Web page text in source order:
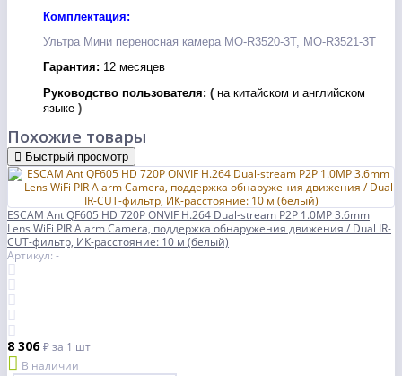
Комплектация:
Ультра Мини переносная камера MO-R3520-3Т, МО-R3521-3Т
Гарантия: 12 месяцев
Руководство пользователя: ( на китайском и английском
языке )
Похожие товары
Быстрый просмотр
ESCAM Ant QF605 HD 720P ONVIF H.264 Dual-stream P2P 1.0MP 3.6mm
Lens WiFi PIR Alarm Camera, поддержка обнаружения движения / Dual IR-
CUT-фильтр, ИК-расстояние: 10 м (белый)
Артикул: -
8 306₽за 1 шт
В наличии